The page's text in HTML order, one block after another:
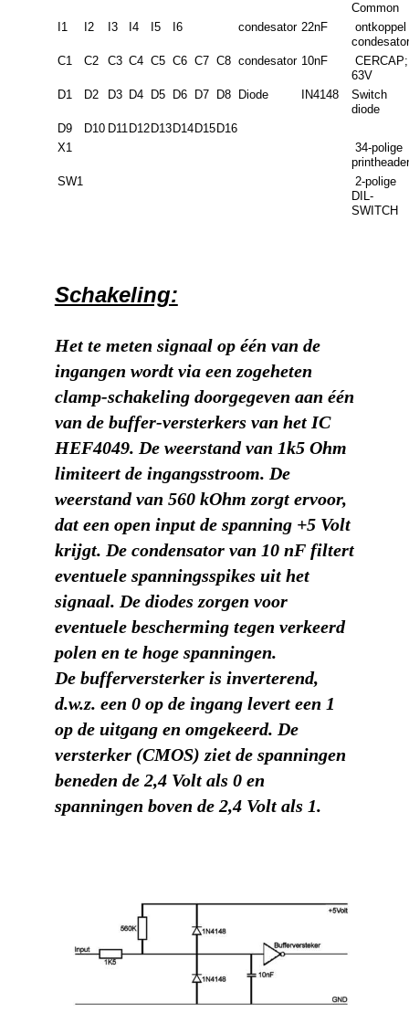
Common
I1
I2 I3 I4 I5 I6 condesator22nF
ontkoppel
condesator
C1
C2 C3 C4 C5 C6 C7 C8 condesator10nF
CERCAP;
63V
D1
D2 D3 D4 D5 D6 D7 D8 Diode IN4148
Switch
diode
D9
D10 D11 D12 D13 D14 D15 D16
X1
34-polige
SW1
2-polige
DIL-
SWITCH
Schakeling:
Het te meten signaal op één van de
ingangen wordt via een zogeheten
clamp-schakeling doorgegeven aan één
van de buffer-versterkers van het IC
HEF4049. De weerstand van 1k5 Ohm
limiteert de ingangsstroom. De
weerstand van 560 kOhm zorgt ervoor,
dat een open input de spanning +5 Volt
krijgt. De condensator van 10 nF filtert
eventuele spanningsspikes uit het
signaal. De diodes zorgen voor
eventuele bescherming tegen verkeerd
polen en te hoge spanningen.
De bufferversterker is inverterend,
d.w.z. een 0 op de ingang levert een 1
op de uitgang en omgekeerd. De
versterker (CMOS) ziet de spanningen
beneden de 2,4 Volt als 0 en
spanningen boven de 2,4 Volt als 1.